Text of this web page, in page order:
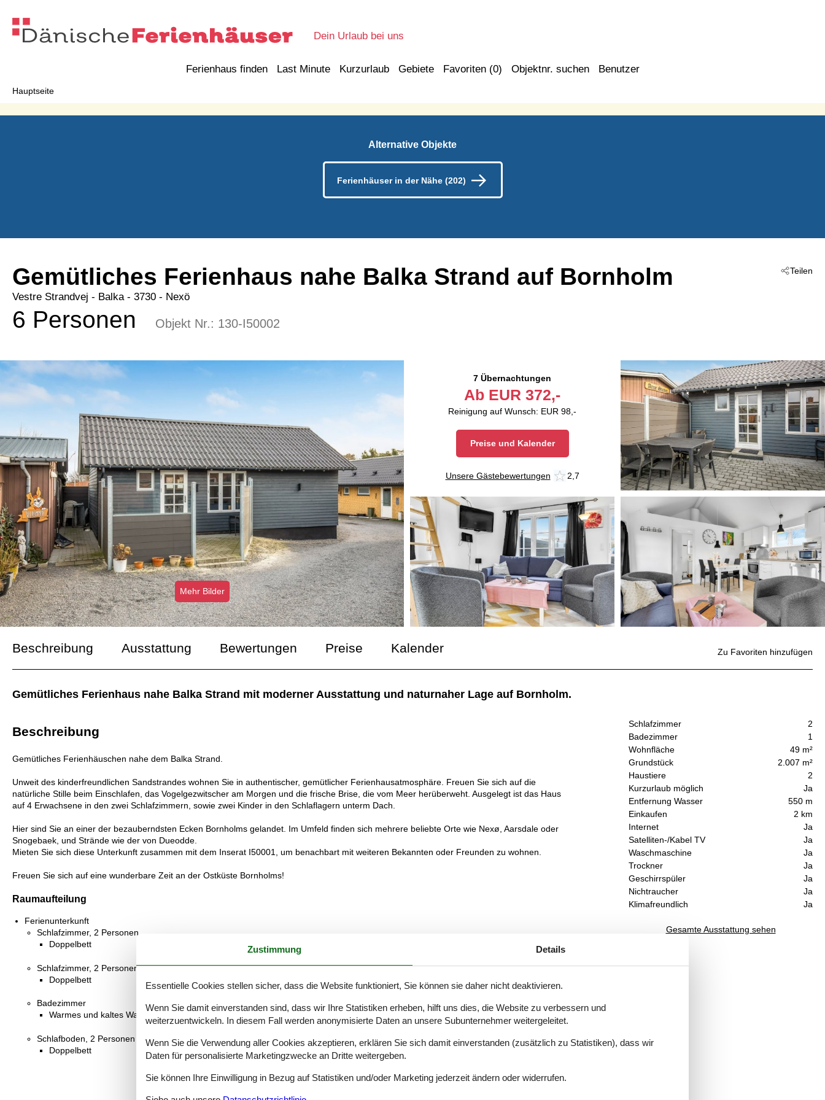
Dein Urlaub bei uns
Ferienhaus finden Last Minute Kurzurlaub Gebiete Favoriten (0) Objektnr. suchen Benutzer
Hauptseite
Alternative Objekte
Ferienhäuser in der Nähe (202)
Teilen
Gemütliches Ferienhaus nahe Balka Strand auf Bornholm
Vestre Strandvej - Balka - 3730 - Nexö
6 Personen Objekt Nr.: 130-I50002
Mehr Bilder
7 Übernachtungen
Ab EUR 372,-
Reinigung auf Wunsch: EUR 98,-
Preise und Kalender
Unsere Gästebewertungen 2,7
Beschreibung Ausstattung Bewertungen Preise Kalender
Gemütliches Ferienhaus nahe Balka Strand mit moderner Ausstattung und naturnaher Lage auf Bornholm.
Schlafzimmer
2
Badezimmer
1
Wohnfläche
49 m²
Grundstück
2.007 m²
Haustiere
2
Kurzurlaub möglich
Ja
Entfernung Wasser
550 m
Einkaufen
2 km
Internet
Ja
Satelliten-/Kabel TV
Ja
Waschmaschine
Ja
Trockner
Ja
Geschirrspüler
Ja
Nichtraucher
Ja
Klimafreundlich
Ja
Gesamte Ausstattung sehen
Zu Favoriten hinzufügen
Beschreibung
Gemütliches Ferienhäuschen nahe dem Balka Strand.
Unweit des kinderfreundlichen Sandstrandes wohnen Sie in authentischer, gemütlicher Ferienhausatmosphäre. Freuen Sie sich auf die
natürliche Stille beim Einschlafen, das Vogelgezwitscher am Morgen und die frische Brise, die vom Meer herüberweht. Ausgelegt ist das Haus
auf 4 Erwachsene in den zwei Schlafzimmern, sowie zwei Kinder in den Schlaflagern unterm Dach.
Hier sind Sie an einer der bezauberndsten Ecken Bornholms gelandet. Im Umfeld finden sich mehrere beliebte Orte wie Nexø, Aarsdale oder
Snogebaek, und Strände wie der von Dueodde.
Mieten Sie sich diese Unterkunft zusammen mit dem Inserat I50001, um benachbart mit weiteren Bekannten oder Freunden zu wohnen.
Freuen Sie sich auf eine wunderbare Zeit an der Ostküste Bornholms!
Raumaufteilung
Ferienunterkunft
Schlafzimmer, 2 Personen
Doppelbett
Schlafzimmer, 2 Personen
Doppelbett
Badezimmer
Warmes und kaltes Wasser, Dusche
Schlafboden, 2 Personen
Doppelbett
Zustimmung Details
Essentielle Cookies stellen sicher, dass die Website funktioniert, Sie können sie daher nicht deaktivieren.
Wenn Sie damit einverstanden sind, dass wir Ihre Statistiken erheben, hilft uns dies, die Website zu verbessern und
weiterzuentwickeln. In diesem Fall werden anonymisierte Daten an unsere Subunternehmer weitergeleitet.
Wenn Sie die Verwendung aller Cookies akzeptieren, erklären Sie sich damit einverstanden (zusätzlich zu Statistiken), dass wir
Daten für personalisierte Marketingzwecke an Dritte weitergeben.
Sie können Ihre Einwilligung in Bezug auf Statistiken und/oder Marketing jederzeit ändern oder widerrufen.